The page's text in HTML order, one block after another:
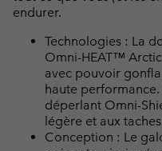
endurer.
Technologies : La
Omni-HEAT™
avec pouvoir
haute
déperlant Omni-
légère et aux
Conception : Le